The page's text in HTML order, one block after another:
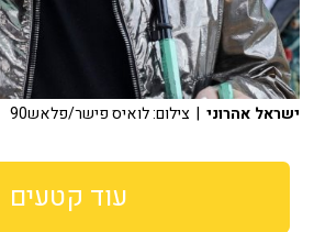
ישראל אהרוני | צילום: לואיס פישר/פלאש90
עוד קטעים